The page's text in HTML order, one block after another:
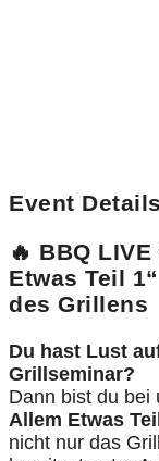
Event Details
🔥 BBQ
Etwas Teil
des Grillens
Du hast Lust
Grillseminar?
Dann bist du bei
Allem Etwas
nicht nur das